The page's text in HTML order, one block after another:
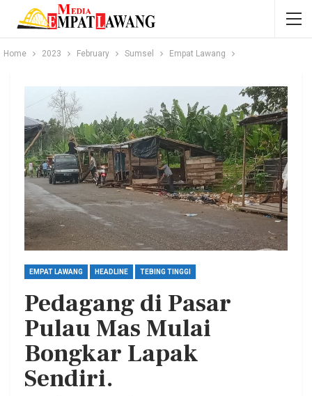
Home 2023 February Sumsel Empat Lawang
EMPAT LAWANG HEADLINE TEBING TINGGI
Pedagang di Pasar
Pulau Mas Mulai
Bongkar Lapak
Sendiri.